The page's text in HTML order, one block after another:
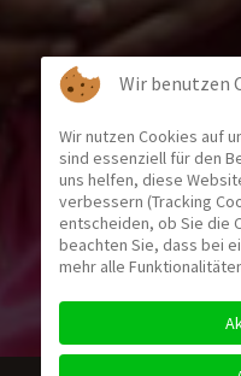
Wir benutzen
Wir nutzen Cookies auf
sind essenziell für den
uns helfen, diese
verbessern (Tracking
entscheiden, ob Sie die
beachten Sie, dass bei
mehr alle